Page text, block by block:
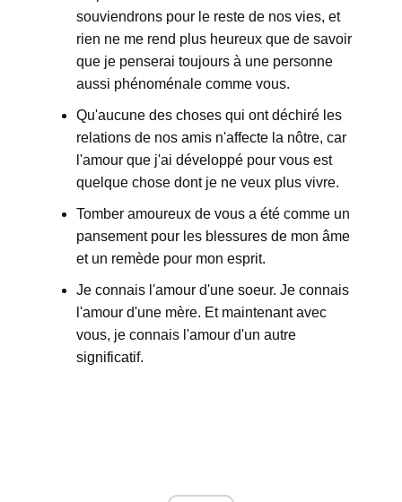
souviendrons pour le reste de nos vies, et
rien ne me rend plus heureux que de savoir
que je penserai toujours à une personne
aussi phénoménale comme vous.
Qu'aucune des choses qui ont déchiré les
relations de nos amis n'affecte la nôtre, car
l'amour que j'ai développé pour vous est
quelque chose dont je ne veux plus vivre.
Tomber amoureux de vous a été comme un
pansement pour les blessures de mon âme
et un remède pour mon esprit.
Je connais l'amour d'une soeur. Je connais
l'amour d'une mère. Et maintenant avec
vous, je connais l'amour d'un autre
significatif.